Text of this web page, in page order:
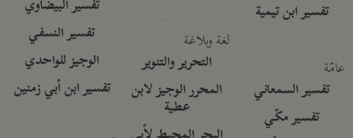
تفسير ابن تيمية
عامّة
تفسير السمعاني
تفسير مكّي
لغة وبلاغة
التحرير والتنوير
المحرر الوجيز لابن
عطية
تفسير البيضاوي
تفسير النسفي
الوجيز للواحدي
تفسير ابن أبي زمنين